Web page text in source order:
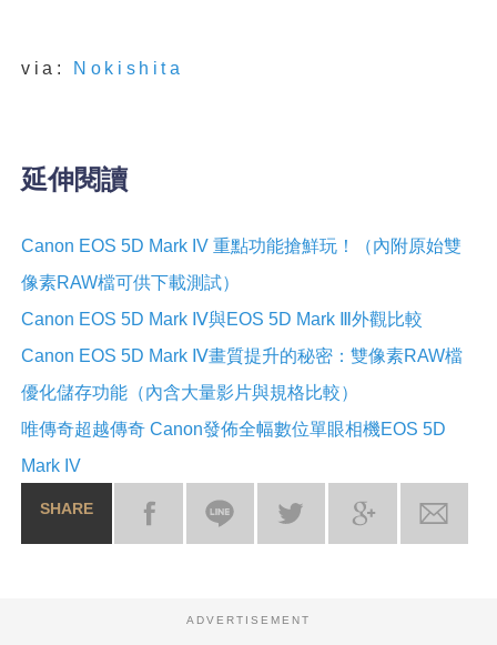
via: Nokishita
延伸閱讀
Canon EOS 5D Mark IV 重點功能搶鮮玩！（內附原始雙
像素RAW檔可供下載測試）
Canon EOS 5D Mark Ⅳ與EOS 5D Mark Ⅲ外觀比較
Canon EOS 5D Mark Ⅳ畫質提升的秘密：雙像素RAW檔
優化儲存功能（內含大量影片與規格比較）
唯傳奇超越傳奇 Canon發佈全幅數位單眼相機EOS 5D
Mark IV
SHARE
ADVERTISEMENT